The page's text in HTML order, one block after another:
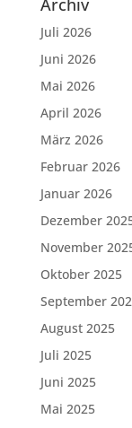
Archiv
Juli 2026
Juni 2026
Mai 2026
April 2026
März 2026
Februar 2026
Januar 2026
Dezember
November
Oktober 2025
September
August 2025
Juli 2025
Juni 2025
Mai 2025